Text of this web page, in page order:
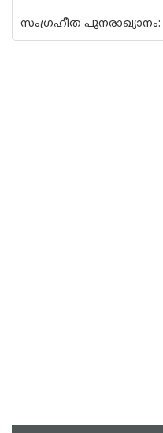
സംഗ്രഹീത പുനരാഖ്യാനം: